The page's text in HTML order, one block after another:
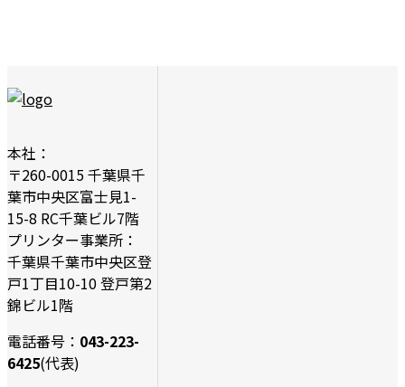
本社：
〒260-0015 千葉県千
葉市中央区富士見1-
15-8 RC千葉ビル7階
プリンター事業所：
千葉県千葉市中央区登
戸1丁目10-10 登戸第2
錦ビル1階
電話番号： 043-223-
6425(代表)